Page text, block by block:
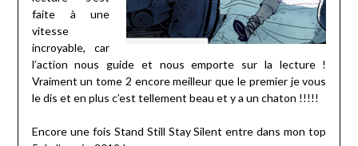
faite à une
vitesse
incroyable, car
l’action nous guide et nous emporte sur la lecture !
Vraiment un tome 2 encore meilleur que le premier je vous
le dis et en plus c’est tellement beau et y a un chaton !!!!!
Encore une fois Stand Still Stay Silent entre dans mon top